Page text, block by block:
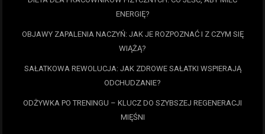
ENERGIĘ?
OBJAWY ZAPALENIA NACZYŃ: JAK JE ROZPOZNAĆ I Z CZYM SIĘ
WIĄŻĄ?
SAŁATKOWA REWOLUCJA: JAK ZDROWE SAŁATKI WSPIERAJĄ
ODCHUDZANIE?
ODŻYWKA PO TRENINGU – KLUCZ DO SZYBSZEJ REGENERACJI
MIĘŚNI